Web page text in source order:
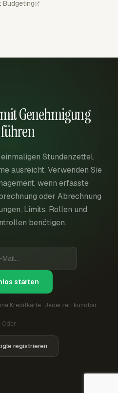
Budgeting
Genehmigung
Stundenzettel,
ausreicht. Verwenden Sie
wenn erfasste
oder Abrechnung
Limits, Rollen und
benötigen.
starten
Kreditkarte · Jederzeit kündbar
Oder
registrieren